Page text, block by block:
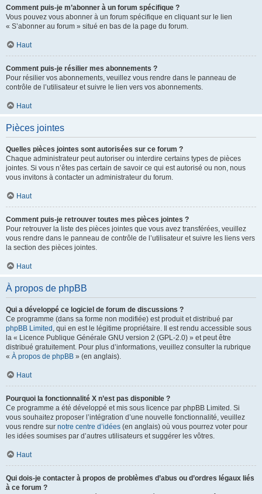
Comment puis-je m’abonner à un forum spécifique ?
Vous pouvez vous abonner à un forum spécifique en cliquant sur le lien
« S’abonner au forum » situé en bas de la page du forum.
Haut
Comment puis-je résilier mes abonnements ?
Pour résilier vos abonnements, veuillez vous rendre dans le panneau de
contrôle de l’utilisateur et suivre le lien vers vos abonnements.
Haut
Pièces jointes
Quelles pièces jointes sont autorisées sur ce forum ?
Chaque administrateur peut autoriser ou interdire certains types de pièces
jointes. Si vous n’êtes pas certain de savoir ce qui est autorisé ou non, nous
vous invitons à contacter un administrateur du forum.
Haut
Comment puis-je retrouver toutes mes pièces jointes ?
Pour retrouver la liste des pièces jointes que vous avez transférées, veuillez
vous rendre dans le panneau de contrôle de l’utilisateur et suivre les liens vers
la section des pièces jointes.
Haut
À propos de phpBB
Qui a développé ce logiciel de forum de discussions ?
Ce programme (dans sa forme non modifiée) est produit et distribué par
phpBB Limited , qui en est le légitime propriétaire. Il est rendu accessible sous
la « Licence Publique Générale GNU version 2 (GPL-2.0) » et peut être
distribué gratuitement. Pour plus d’informations, veuillez consulter la rubrique
« À propos de phpBB » (en anglais).
Haut
Pourquoi la fonctionnalité X n’est pas disponible ?
Ce programme a été développé et mis sous licence par phpBB Limited. Si
vous souhaitez proposer l’intégration d’une nouvelle fonctionnalité, veuillez
vous rendre sur notre centre d’idées (en anglais) où vous pourrez voter pour
les idées soumises par d’autres utilisateurs et suggérer les vôtres.
Haut
Qui dois-je contacter à propos de problèmes d’abus ou d’ordres légaux liés
à ce forum ?